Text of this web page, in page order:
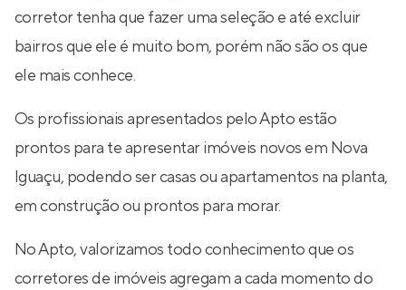
corretor tenha que fazer uma seleção e até excluir
bairros que ele é muito bom, porém não são os que
ele mais conhece.
Os profissionais apresentados pelo Apto estão
prontos para te apresentar imóveis novos em Nova
Iguaçu, podendo ser casas ou apartamentos na planta,
em construção ou prontos para morar.
No Apto, valorizamos todo conhecimento que os
corretores de imóveis agregam a cada momento do